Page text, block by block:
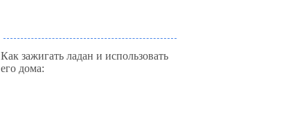
Как зажигать ладан и использовать
его дома: